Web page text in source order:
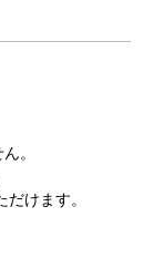
。
けます。